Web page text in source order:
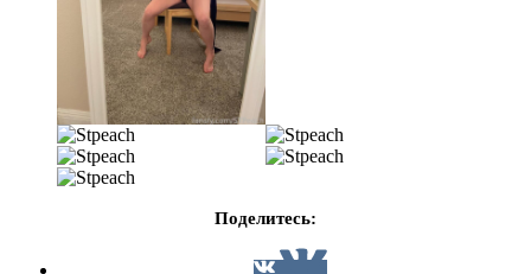
Поделитесь: